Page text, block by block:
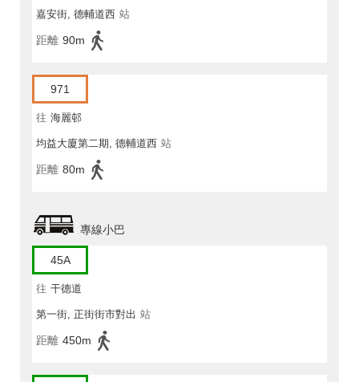
嘉安街, 德輔道西 站
距離 90m
971
往 海麗邨
均益大廈第二期, 德輔道西 站
距離 80m
專線小巴
45A
往 干德道
第一街, 正街街市對出 站
距離 450m